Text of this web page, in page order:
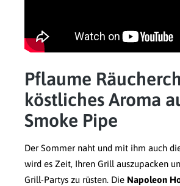
Pflaume
köstliches Aroma
Smoke Pipe
Der Sommer naht und mit ihm auch
wird es Zeit, Ihren Grill auszupacken
Grill-Partys zu rüsten. Die Napoleon